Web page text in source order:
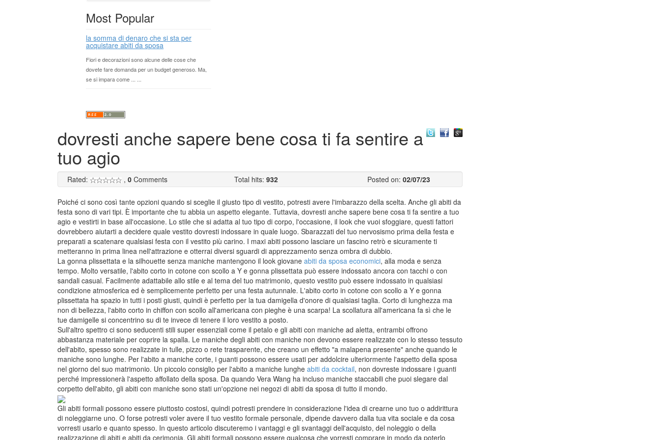
Most Popular
la somma di denaro che si sta per
acquistare abiti da sposa
Fiori e decorazioni sono alcune delle cose che
dovete fare domanda per un budget generoso. Ma,
se si impara come ... ...
dovresti anche sapere bene cosa ti fa sentire a
tuo agio
Rated: , 0 Comments Total hits: 932 Posted on:02/07/23
Poiché ci sono così tante opzioni quando si sceglie il giusto tipo di vestito, potresti avere l'imbarazzo della scelta. Anche gli abiti da
festa sono di vari tipi. È importante che tu abbia un aspetto elegante. Tuttavia, dovresti anche sapere bene cosa ti fa sentire a tuo
agio e vestirti in base all'occasione. Lo stile che si adatta al tuo tipo di corpo, l'occasione, il look che vuoi sfoggiare, questi fattori
dovrebbero aiutarti a decidere quale vestito dovresti indossare in quale luogo. Sbarazzati del tuo nervosismo prima della festa e
preparati a scatenare qualsiasi festa con il vestito più carino. I maxi abiti possono lasciare un fascino retrò e sicuramente ti
metteranno in prima linea nell'attrazione e otterrai diversi sguardi di apprezzamento senza ombra di dubbio.
La gonna plissettata e la silhouette senza maniche mantengono il look giovane abiti da sposa economici, alla moda e senza
tempo. Molto versatile, l'abito corto in cotone con scollo a Y e gonna plissettata può essere indossato ancora con tacchi o con
sandali casual. Facilmente adattabile allo stile e al tema del tuo matrimonio, questo vestito può essere indossato in qualsiasi
condizione atmosferica ed è semplicemente perfetto per una festa autunnale. L'abito corto in cotone con scollo a Y e gonna
plissettata ha spazio in tutti i posti giusti, quindi è perfetto per la tua damigella d'onore di qualsiasi taglia. Corto di lunghezza ma
non di bellezza, l'abito corto in chiffon con scollo all'americana con pieghe è una scarpa! La scollatura all'americana fa sì che le
tue damigelle si concentrino su di te invece di tenere il loro vestito a posto.
Sull'altro spettro ci sono seducenti stili super essenziali come il petalo e gli abiti con maniche ad aletta, entrambi offrono
abbastanza materiale per coprire la spalla. Le maniche degli abiti con maniche non devono essere realizzate con lo stesso tessuto
dell'abito, spesso sono realizzate in tulle, pizzo o rete trasparente, che creano un effetto "a malapena presente" anche quando le
maniche sono lunghe. Per l'abito a maniche corte, i guanti possono essere usati per addolcire ulteriormente l'aspetto della sposa
nel giorno del suo matrimonio. Un piccolo consiglio per l'abito a maniche lunghe abiti da cocktail, non dovreste indossare i guanti
perché impressionerà l'aspetto affollato della sposa. Da quando Vera Wang ha incluso maniche staccabili che puoi slegare dal
corpetto dell'abito, gli abiti con maniche sono stati un'opzione nei negozi di abiti da sposa di tutto il mondo.
Gli abiti formali possono essere piuttosto costosi, quindi potresti prendere in considerazione l'idea di crearne uno tuo o addirittura
di noleggiarne uno. O forse potresti voler avere il tuo vestito formale personale, dipende davvero dalla tua vita sociale e da cosa
vorresti usarlo e quanto spesso. In questo articolo discuteremo i vantaggi e gli svantaggi dell'acquisto, del noleggio o della
realizzazione di abiti e abiti da cerimonia. Gli abiti formali possono essere qualcosa che vorresti comprare in modo da poterlo